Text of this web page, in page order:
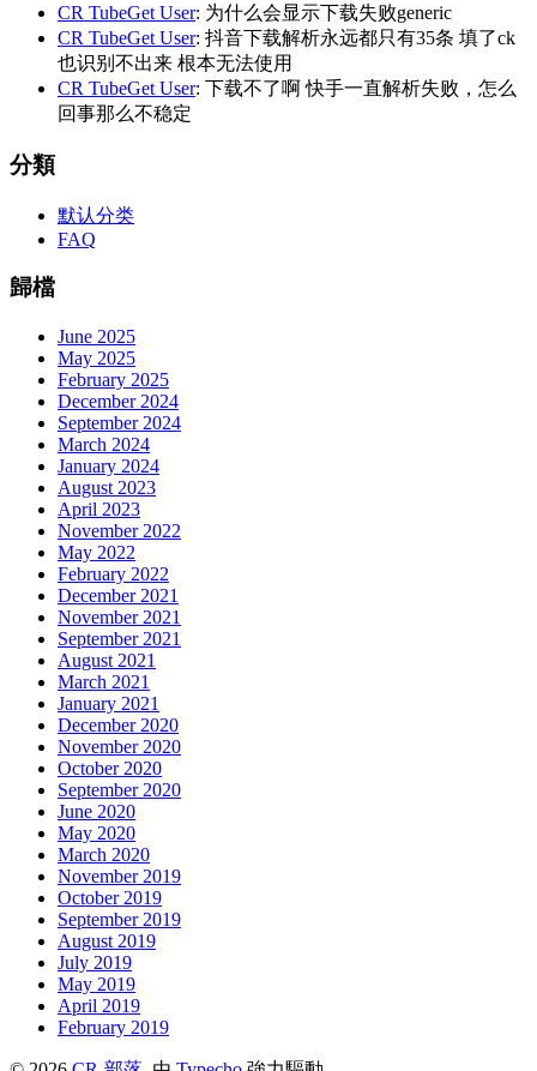
CR TubeGet User: 为什么会显示下载失败generic
CR TubeGet User: 抖音下载解析永远都只有35条 填了ck
也识别不出来 根本无法使用
CR TubeGet User: 下载不了啊 快手一直解析失败，怎么
回事那么不稳定
分類
默认分类
FAQ
歸檔
June 2025
May 2025
February 2025
December 2024
September 2024
March 2024
January 2024
August 2023
April 2023
November 2022
May 2022
February 2022
December 2021
November 2021
September 2021
August 2021
March 2021
January 2021
December 2020
November 2020
October 2020
September 2020
June 2020
May 2020
March 2020
November 2019
October 2019
September 2019
August 2019
July 2019
May 2019
April 2019
February 2019